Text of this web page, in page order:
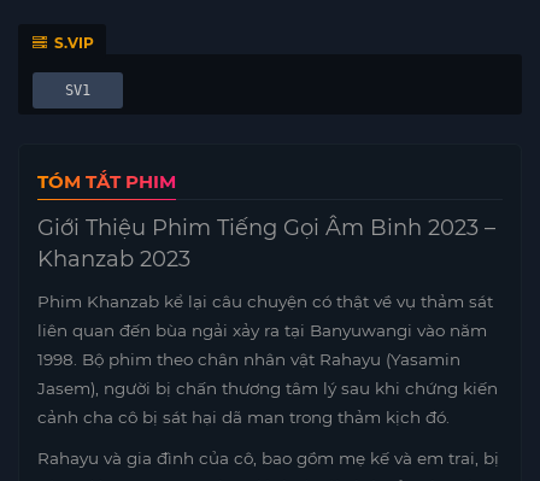
S.VIP
SV1
TÓM TẮT PHIM
Giới Thiệu Phim Tiếng Gọi Âm Binh 2023 –
Khanzab 2023
Phim Khanzab kể lại câu chuyện có thật về vụ thảm sát
liên quan đến bùa ngải xảy ra tại Banyuwangi vào năm
1998. Bộ phim theo chân nhân vật Rahayu (Yasamin
Jasem), người bị chấn thương tâm lý sau khi chứng kiến
cảnh cha cô bị sát hại dã man trong thảm kịch đó.
Rahayu và gia đình của cô, bao gồm mẹ kế và em trai, bị